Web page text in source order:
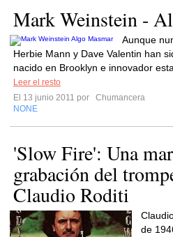
Mark Weinstein -
Aunque
Herbie Mann y Dave Valentin han
nacido en Brooklyn e innovador
Leer el resto
El 13 junio 2011 por
Chumancera
NONE
'Slow Fire': Una
grabación del
Claudio Roditi
de